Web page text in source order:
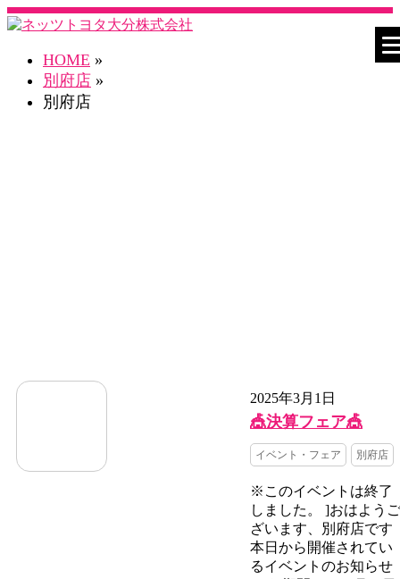
HOME »
別府店 »
別府店
2025年3月1日
🎪決算フェア🎪
イベント・フェア 別府店
※このイベントは終了
しました。 ]おはようご
ざいます、別府店です
本日から開催されてい
るイベントのお知らせ